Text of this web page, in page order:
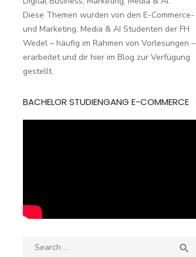
Diese Themen wurden von den E-Commerce-
und Marketing, Media & AI Studenten der FH
Wedel – häufig im Rahmen von Vorlesungen –
erarbeitet und dir hier im Blog zur Verfügung
gestellt.
BACHELOR STUDIENGANG E-COMMERCE
Search
